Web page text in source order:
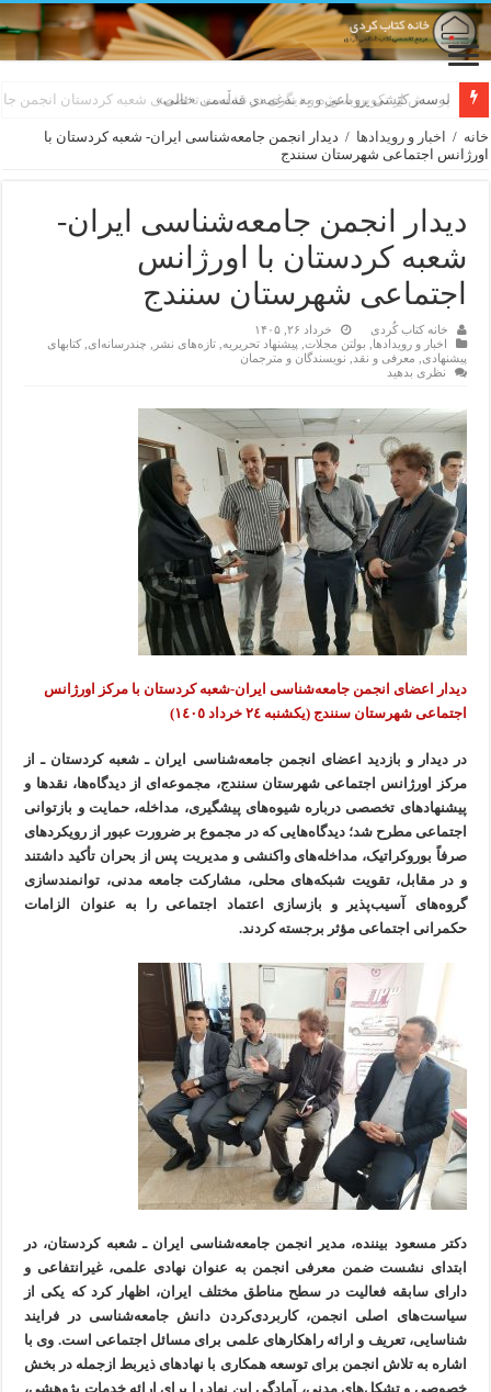
لەسەر کێشی ڕوباعی و به نەغمەی قەڵەمی «ئالی»
خانه / اخبار و رویدادها / دیدار انجمن جامعه‌شناسی ایران- شعبه کردستان با
اورژانس اجتماعی شهرستان سنندج
دیدار انجمن جامعه‌شناسی ایران-
شعبه کردستان با اورژانس
اجتماعی شهرستان سنندج
خانه کتاب کُردی
خرداد ۲۶, ۱۴۰۵
اخبار و رویدادها
بولتن مجلات پیشنهاد تحریریه ,تازەهای نشر چندرسانه‌ای ,کتابهای
پیشنهادی
معرفی و نقد
نویسندگان و مترجمان
نظری بدهید
دیدار اعضای انجمن جامعه‌شناسی ایران-شعبه کردستان با مرکز اورژانس
اجتماعی شهرستان سنندج (یکشنبه ٢٤ خرداد ١٤٠٥)
در دیدار و بازدید اعضای انجمن جامعه‌شناسی ایران ـ شعبه کردستان ـ از
مرکز اورژانس اجتماعی شهرستان سنندج، مجموعه‌ای از دیدگاه‌ها، نقدها و
پیشنهادهای تخصصی درباره شیوه‌های پیشگیری، مداخله، حمایت و بازتوانی
اجتماعی مطرح شد؛ دیدگاه‌هایی که در مجموع بر ضرورت عبور از رویکردهای
صرفاً بوروکراتیک، مداخله‌های واکنشی و مدیریت پس از بحران تأکید داشتند
و در مقابل، تقویت شبکه‌های محلی، مشارکت جامعه مدنی، توانمندسازی
گروه‌های آسیب‌پذیر و بازسازی اعتماد اجتماعی را به عنوان الزامات
حکمرانی اجتماعی مؤثر برجسته کردند.
دکتر مسعود بیننده، مدیر انجمن جامعه‌شناسی ایران ـ شعبه کردستان، در
ابتدای نشست ضمن معرفی انجمن به عنوان نهادی علمی، غیرانتفاعی و
دارای سابقه فعالیت در سطح مناطق مختلف ایران، اظهار کرد که یکی از
سیاست‌های اصلی انجمن، کاربردی‌کردن دانش جامعه‌شناسی در فرایند
شناسایی، تعریف و ارائه راهکارهای علمی برای مسائل اجتماعی است. وی با
اشاره به تلاش انجمن برای توسعه همکاری با نهادهای ذیربط ازجمله در بخش
خصوصی و تشکل‌های مدنی، آمادگی این نهاد را برای ارائه خدمات پژوهشی،